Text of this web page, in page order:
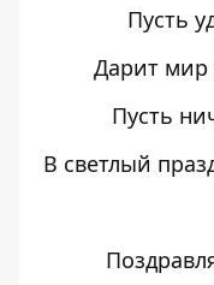
Пусть
Дарит мир
Пусть
В светлый